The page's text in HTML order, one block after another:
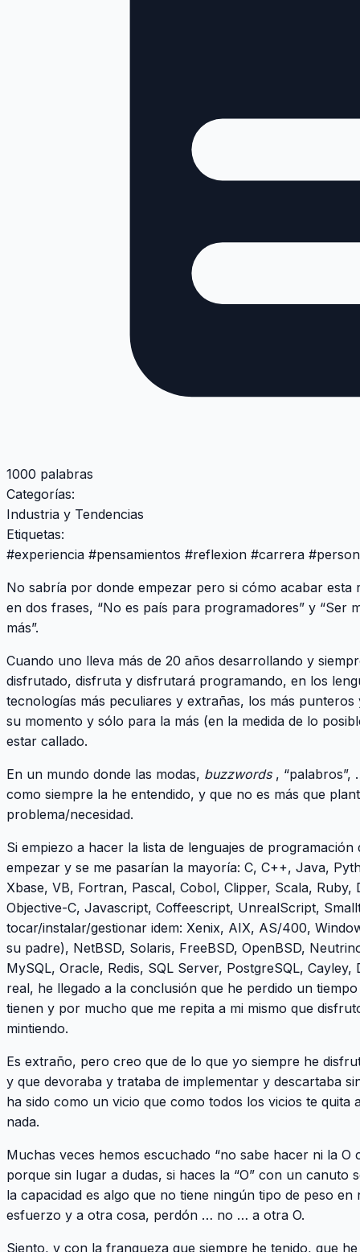
1000 palabras
Categorías:
Industria y Tendencias
Etiquetas:
#experiencia #pensamientos #reflexion #carrera #
No sabría por donde empezar pero si cómo acabar esta
en dos frases, “No es país para programadores” y “Ser
más”.
Cuando uno lleva más de 20 años desarrollando y
disfrutado, disfruta y disfrutará programando, en los
tecnologías más peculiares y extrañas, los más
su momento y sólo para la más (en la medida de lo
estar callado.
En un mundo donde las modas, buzzwords, “palabros”,
como siempre la he entendido, y que no es más que
problema/necesidad.
Si empiezo a hacer la lista de lenguajes de
empezar y se me pasarían la mayoría: C, C++, Java,
Xbase, VB, Fortran, Pascal, Cobol, Clipper, Scala,
Objective-C, Javascript, Coffeescript, UnrealScript,
tocar/instalar/gestionar idem: Xenix, AIX, AS/400,
su padre), NetBSD, Solaris, FreeBSD, OpenBSD,
MySQL, Oracle, Redis, SQL Server, PostgreSQL,
real, he llegado a la conclusión que he perdido un
tienen y por mucho que me repita a mi mismo que
mintiendo.
Es extraño, pero creo que de lo que yo siempre he
y que devoraba y trataba de implementar y descartaba
ha sido como un vicio que como todos los vicios te
nada.
Muchas veces hemos escuchado “no sabe hacer ni la
porque sin lugar a dudas, si haces la “O” con un canuto
la capacidad es algo que no tiene ningún tipo de peso
esfuerzo y a otra cosa, perdón … no … a otra O.
Siento, y con la franqueza que siempre he tenido, que